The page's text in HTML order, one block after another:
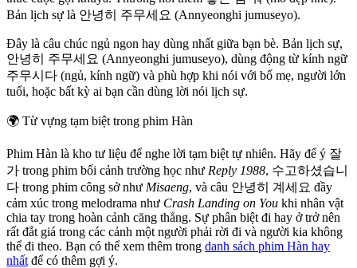
Bản lịch sự là 안녕히 주무세요 (Annyeonghi jumuseyo).
Đây là câu chúc ngủ ngon hay dùng nhất giữa bạn bè. Bản lịch sự,
안녕히 주무세요 (Annyeonghi jumuseyo), dùng động từ kính ngữ
주무시다 (ngủ, kính ngữ) và phù hợp khi nói với bố mẹ, người lớn
tuổi, hoặc bất kỳ ai bạn cần dùng lời nói lịch sự.
🌍 Từ vựng tạm biệt trong phim Hàn
Phim Hàn là kho tư liệu để nghe lời tạm biệt tự nhiên. Hãy để ý 잘
가 trong phim bối cảnh trường học như Reply 1988, 수고하셨습니
다 trong phim công sở như Misaeng, và câu 안녕히 계세요 đầy
cảm xúc trong melodrama như Crash Landing on You khi nhân vật
chia tay trong hoàn cảnh căng thẳng. Sự phân biệt đi hay ở trở nên
rất đắt giá trong các cảnh một người phải rời đi và người kia không
thể đi theo. Bạn có thể xem thêm trong danh sách phim Hàn hay
nhất để có thêm gợi ý.